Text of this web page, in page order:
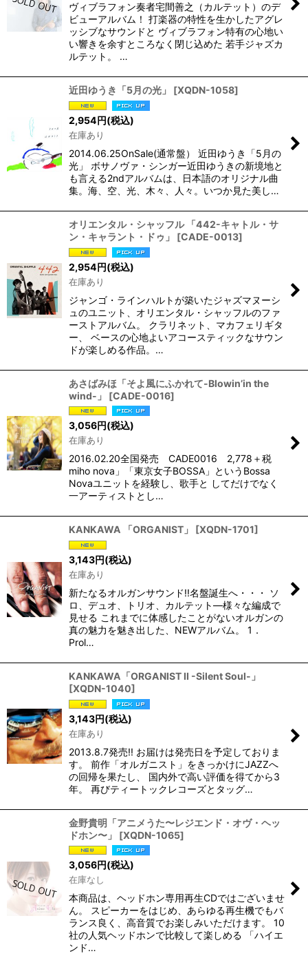
ヴィブラフォン奏者宅間善之（カルテット）のデ
ビューアルバム！ 打楽器の特性を生かしたアグレ
ッシブなサウンドと ヴィブラフォン特有の心地い
い響きを余すところなく閉じ込めた 若手ジャズカ
ルテット。 …
近田ゆうき「5月の光」 [XQDN-1058]
2,954円(税込)
在庫あり
2014.06.25OnSale(通常盤） 近田ゆうき「5月の
光」 ボサノヴァ・シンガー近田ゆうきの新境地と
も言える2ndアルバムは、日本語のオリジナル曲
集。海、空、光、木々、人々。いつか見た美し…
オリエンタル・シャッフル 「442-キャトル・サ
ン・キャラント・ドゥ」
[CADE-0013]
2,954円(税込)
在庫あり
ジャンゴ・ラインハルトが築いたジャズマヌーシ
ュのユニット、オリエンタル・シャッフルのファ
ーストアルバム。 クラリネット、マカフェリギタ
ー、 ベースの心地よいアコースティックなサウン
ドが楽しめる作品。…
あさばみほ「そよ風にふかれて-Blowin’in the
wind-」
[CADE-0016]
3,056円(税込)
在庫あり
2016.02.20全国発売 CADE0016 2,778＋税
miho nova」「東京女子BOSSA」というBossa
Novaユニットを経験し、歌手と してだけでなく
一アーティストとし…
KANKAWA 「ORGANIST」 [XQDN-1701]
3,143円(税込)
在庫あり
新たなるオルガンサウンド!!名盤誕生へ・・・ ソ
ロ、デュオ、トリオ、カルテット―様々な編成で
見せる これまでに体感したことがないオルガンの
真の魅力を魅き出した、NEWアルバム。 1．
Prol…
KANKAWA「ORGANIST II -Silent Soul-」
[XQDN-1040]
3,143円(税込)
在庫あり
2013.8.7発売!! お届けは発売日を予定しておりま
す。 前作「オルガニスト」をきっかけにJAZZへ
の回帰を果たし、 国内外で高い評価を得てから3
年。 再びティートックレコーズとタッグ…
金野貴明「アニメうた〜レジエンド・オヴ・ヘッ
ドホン〜」
[XQDN-1065]
3,056円(税込)
在庫なし
本商品は、ヘッドホン専用再生CDではございませ
ん。 スピーカーをはじめ、あらゆる再生機でもバ
ランス良く、高音質でお楽しみいただけます。 10
社の人気ヘッドホンで比較して楽しめる 「ハイエ
ンド…